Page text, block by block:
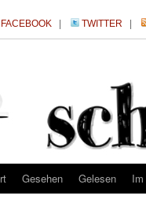
FACEBOOK TWITTER
Gesehen Gelesen